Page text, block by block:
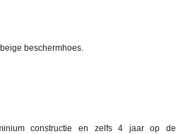
beschermhoes.
constructie en zelfs 4 jaar op de